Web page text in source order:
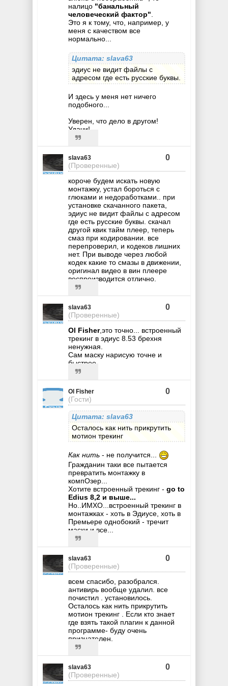
налицо "банальный
человеческий фактор"
Это я к тому, что, например, у
меня с качеством все
нормально...
Цитата: slava63
эдиус не видит файлы с
адресом где есть русские буквы.
И здесь у меня нет ничего
подобного...
Уверен, что дело в другом!
Удачи!
slava63
(Проверенные)
0
короче будем искать новую
монтажку, устал бороться с
глюками и недоработками.. при
установке скачанного пакета,
эдиус не видит файлы с адресом
где есть русские буквы. скачал
другой квик тайм плеер, теперь
смаз при кодировании. все
перепроверил, и кодеков лишних
нет. При выводе через любой
кодек какие то смазы в движении,
оригинал видео в вин плеере
воспроизводится отлично.
slava63
(Проверенные)
0
Ol Fisher,это точно... встроенный
трекинг в эдиус 8.53 брехня
ненужная.
Сам маску нарисую точне и
быстрее.
Ol Fisher
(Гости)
0
Цитата: slava63
Осталось как нить прикрутить
мотион трекинг
Как нить - не получится...
Гражданин таки все пытается
превратить монтажку в
компОзер...
Хотите встроенный трекинг - go to
Edius 8,2 и выше...
Но..ИМХО...встроенный трекинг в
монтажках - хоть в Эдиусе, хоть в
Премьере однобокий - тречит
маски и все...
slava63
(Проверенные)
0
всем спасибо, разобрался.
антивирь вообще удалил. все
почистил . установилось.
Осталось как нить прикрутить
мотион трекинг . Если кто знает
где взять такой плагин к данной
программе- буду очень
признателен.
slava63
(Проверенные)
0